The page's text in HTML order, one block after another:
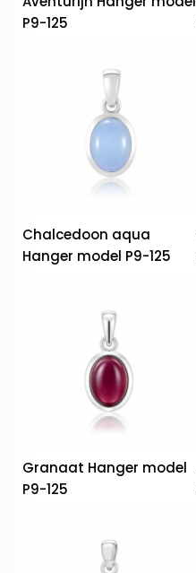
P9-125
Chalcedoon aqua
Hanger model P9-125
Granaat Hanger model
P9-125